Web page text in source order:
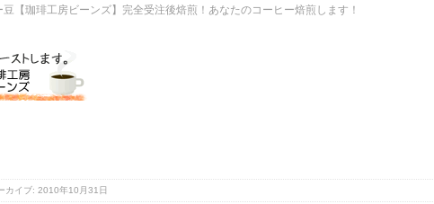
【珈琲工房ビーンズ】完全受注後焙煎！あなたのコーヒー焙煎します！
カイブ: 2010年10月31日